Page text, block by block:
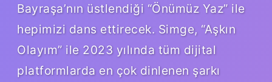
Bayraşa’nın üstlendiği “Önümüz Yaz” ile
hepimizi dans ettirecek. Simge, “Aşkın
Olayım” ile 2023 yılında tüm dijital
platformlarda en çok dinlenen şarkı